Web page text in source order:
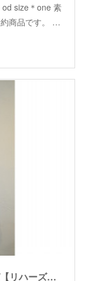
size＊one 素
商品です。 …
【RehersalL】nylon marche bag /【リハーズオール】ナイロンマルシェバッグ